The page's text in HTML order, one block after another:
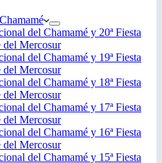
del Chamamé y 20ª Fiesta
del Mercosur
del Chamamé y 19ª Fiesta
del Mercosur
del Chamamé y 18ª Fiesta
del Mercosur
del Chamamé y 17ª Fiesta
del Mercosur
del Chamamé y 16ª Fiesta
del Mercosur
del Chamamé y 15ª Fiesta